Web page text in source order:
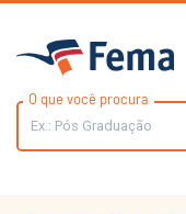
O que você procura